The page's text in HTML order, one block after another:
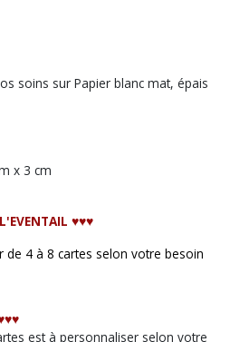
soins sur Papier blanc mat, épais
x 3 cm
♥︎♥︎♥︎
4 à 8 cartes selon votre besoin
est à personnaliser selon votre